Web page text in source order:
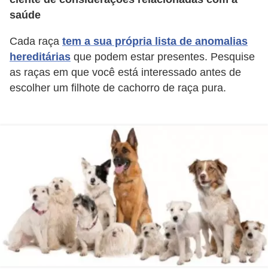
saúde
Cada raça tem a sua própria lista de anomalias
hereditárias que podem estar presentes. Pesquise
as raças em que você está interessado antes de
escolher um filhote de cachorro de raça pura.
ç
ã
o
A
n
e
x
ó
t